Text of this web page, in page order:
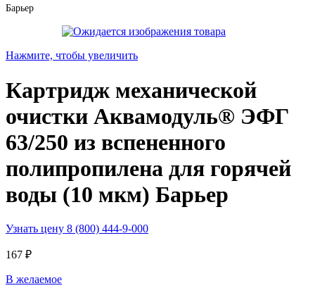
Барьер
Нажмите, чтобы увеличить
Картридж механической
очистки Аквамодуль® ЭФГ
63/250 из вспененного
полипропилена для горячей
воды (10 мкм) Барьер
Узнать цену 8 (800) 444-9-000
167 ₽
В желаемое